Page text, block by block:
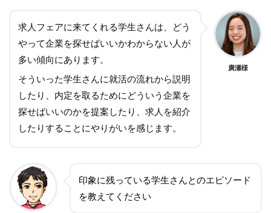
求人フェアに来てくれる学生さんは、どう
やって企業を探せばいいかわからない人が
多い傾向にあります。
そういった学生さんに就活の流れから説明
したり、内定を取るためにどういう企業を
探せばいいのかを提案したり、求人を紹介
したりすることにやりがいを感じます。
廣瀬様
印象に残っている学生さんとのエピソード
を教えてください